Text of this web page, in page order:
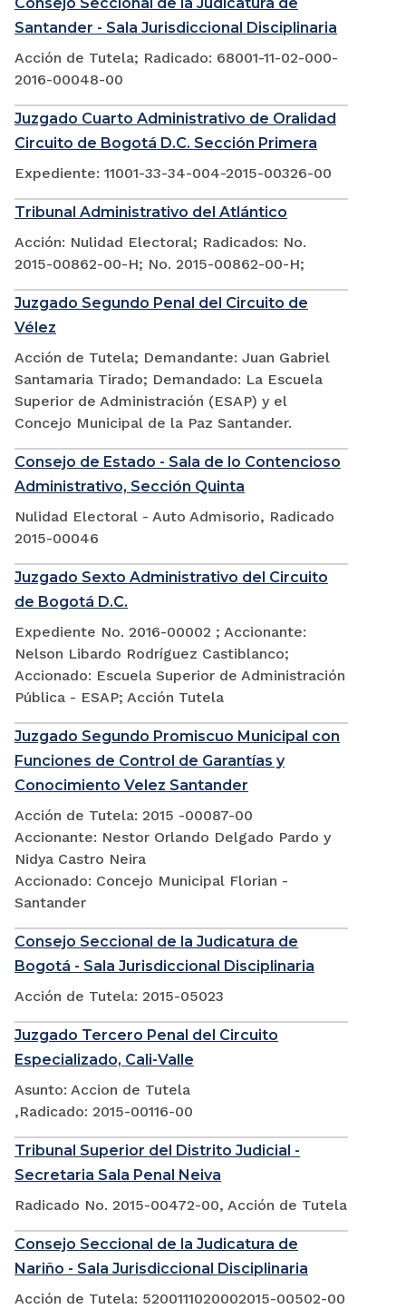
Santander - Sala Jurisdiccional Disciplinaria
Acción de Tutela; Radicado: 68001-11-02-000-
2016-00048-00
Juzgado Cuarto Administrativo de Oralidad
Circuito de Bogotá D.C. Sección Primera
Expediente: 11001-33-34-004-2015-00326-00
Tribunal Administrativo del Atlántico
Acción: Nulidad Electoral; Radicados: No.
2015-00862-00-H; No. 2015-00862-00-H;
Juzgado Segundo Penal del Circuito de
Vélez
Acción de Tutela; Demandante: Juan Gabriel
Santamaria Tirado; Demandado: La Escuela
Superior de Administración (ESAP) y el
Concejo Municipal de la Paz Santander.
Consejo de Estado - Sala de lo Contencioso
Administrativo, Sección Quinta
Nulidad Electoral - Auto Admisorio, Radicado
2015-00046
Juzgado Sexto Administrativo del Circuito
de Bogotá D.C.
Expediente No. 2016-00002 ; Accionante:
Nelson Libardo Rodríguez Castiblanco;
Accionado: Escuela Superior de Administración
Pública - ESAP; Acción Tutela
Juzgado Segundo Promiscuo Municipal con
Funciones de Control de Garantías y
Conocimiento Velez Santander
Acción de Tutela: 2015 -00087-00
Accionante: Nestor Orlando Delgado Pardo y
Nidya Castro Neira
Accionado: Concejo Municipal Florian -
Santander
Consejo Seccional de la Judicatura de
Bogotá - Sala Jurisdiccional Disciplinaria
Acción de Tutela: 2015-05023
Juzgado Tercero Penal del Circuito
Especializado, Cali-Valle
Asunto: Accion de Tutela
,Radicado: 2015-00116-00
Tribunal Superior del Distrito Judicial -
Secretaria Sala Penal Neiva
Radicado No. 2015-00472-00, Acción de Tutela
Consejo Seccional de la Judicatura de
Nariño - Sala Jurisdiccional Disciplinaria
Acción de Tutela: 5200111020002015-00502-00